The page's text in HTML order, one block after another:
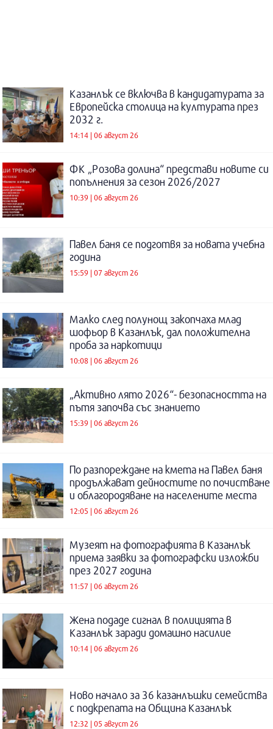
Казанлък се включва в кандидатурата за
Европейска столица на културата през
2032 г.
14:14 | 06 август 26
ФК „Розова долина“ представи новите си
попълнения за сезон 2026/2027
10:39 | 06 август 26
Павел баня се подготвя за новата учебна
година
15:59 | 07 август 26
Малко след полунощ закопчаха млад
шофьор в Казанлък, дал положителна
проба за наркотици
10:08 | 06 август 26
„Активно лято 2026“- безопасността на
пътя започва със знанието
15:39 | 06 август 26
По разпореждане на кмета на Павел баня
продължават дейностите по почистване
и облагородяване на населените места
12:05 | 06 август 26
Музеят на фотографията в Казанлък
приема заявки за фотографски изложби
през 2027 година
11:57 | 06 август 26
Жена подаде сигнал в полицията в
Казанлък заради домашно насилие
10:14 | 06 август 26
Ново начало за 36 казанлъшки семейства
с подкрепата на Община Казанлък
12:32 | 05 август 26